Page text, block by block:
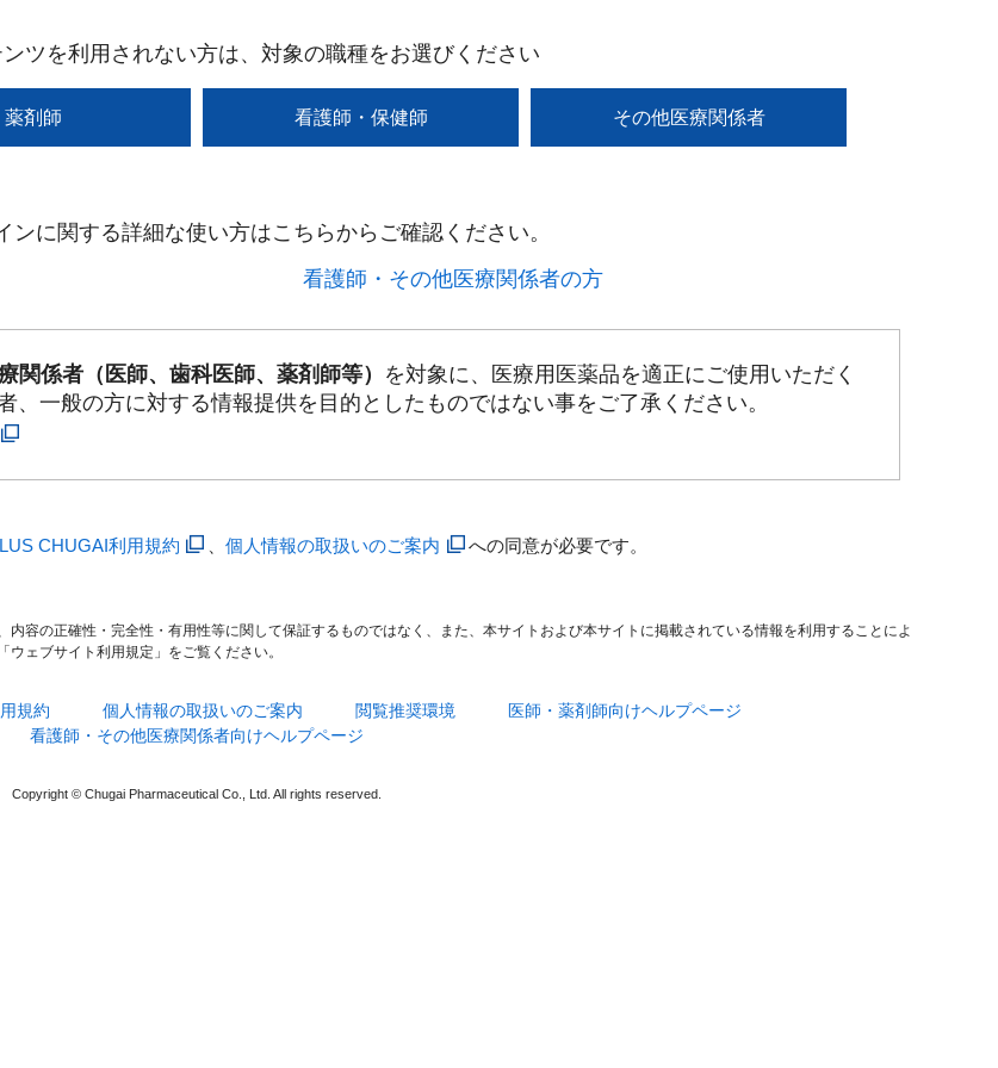
ツを利用されない方は、対象の職種をお選びください
薬剤師 看護師・保健師 その他医療関係者
ンに関する詳細な使い方はこちらからご確認ください。​
看護師・その他医療関係者の方​
関係者（医師、歯科医師、薬剤師等） を対象に、医療用医薬品を適正にご使用いただく
一般の方に対する情報提供を目的としたものではない事をご了承ください。
CHUGAI利用規約 、個人情報の取扱いのご案内 への同意が必要です。
容の正確性・完全性・有用性等に関して保証するものではなく、また、本サイトおよび本サイトに掲載されている情報を利用することによ
ェブサイト利用規定」をご覧ください。
規約 個人情報の取扱いのご案内 閲覧推奨環境
医師・薬剤師向けヘルプページ
看護師・その他医療関係者向けヘルプページ
Copyright © Chugai Pharmaceutical Co., Ltd. All rights reserved.